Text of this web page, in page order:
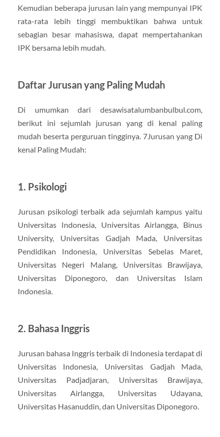
Kemudian beberapa jurusan lain yang mempunyai IPK
rata-rata lebih tinggi membuktikan bahwa untuk
sebagian besar mahasiswa, dapat mempertahankan
IPK bersama lebih mudah.
Daftar Jurusan yang Paling Mudah
Di umumkan dari desawisatalumbanbulbul.com,
berikut ini sejumlah jurusan yang di kenal paling
mudah beserta perguruan tingginya. 7Jurusan yang Di
kenal Paling Mudah:
1. Psikologi
Jurusan psikologi terbaik ada sejumlah kampus yaitu
Universitas Indonesia, Universitas Airlangga, Binus
University, Universitas Gadjah Mada, Universitas
Pendidikan Indonesia, Universitas Sebelas Maret,
Universitas Negeri Malang, Universitas Brawijaya,
Universitas Diponegoro, dan Universitas Islam
Indonesia.
2. Bahasa Inggris
Jurusan bahasa Inggris terbaik di Indonesia terdapat di
Universitas Indonesia, Universitas Gadjah Mada,
Universitas Padjadjaran, Universitas Brawijaya,
Universitas Airlangga, Universitas Udayana,
Universitas Hasanuddin, dan Universitas Diponegoro.